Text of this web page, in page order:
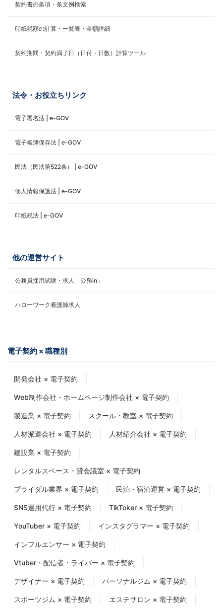
契約書の条項・条文例検索
印紙税額の計算・一覧表・金額詳細
契約期間・契約満了日（日付・日数）計算ツール
法令・お役立ちリンク
電子署名法 | e-GOV
電子帳簿保存法 | e-GOV
民法（民法第522条） | e-GOV
個人情報保護法 | e-GOV
印紙税法 | e-GOV
他の運営サイト
公務員採用試験・求人「公務in」
ハローワーク看護師求人
電子契約 × 職種別
開発会社 × 電子契約
Web制作会社・ホームページ制作会社 × 電子契約
製造業 × 電子契約 スクール・教室 × 電子契約
人材派遣会社 × 電子契約 人材紹介会社 × 電子契約
建設業 × 電子契約
レンタルスペース・貸会議室 × 電子契約
ブライダル業界 × 電子契約 民泊・宿泊運営 × 電子契約
SNS運用代行 × 電子契約 TikToker × 電子契約
YouTuber × 電子契約 インスタグラマー × 電子契約
インフルエンサー × 電子契約
Vtuber・配信者・ライバー × 電子契約
デザイナー × 電子契約 パーソナルジム × 電子契約
スポーツジム × 電子契約 エステサロン × 電子契約